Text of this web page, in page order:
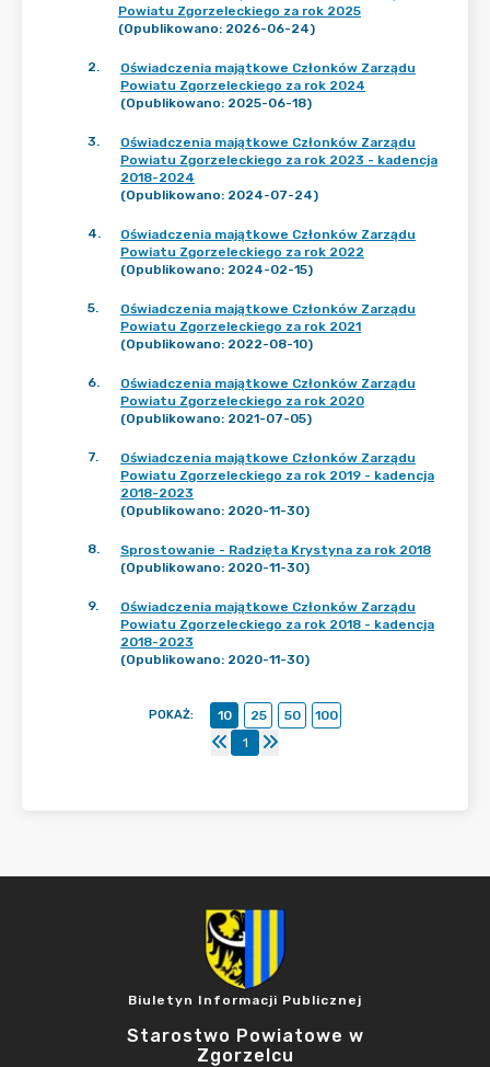
Powiatu Zgorzeleckiego za rok 2025
(Opublikowano: 2026-06-24)
2.
Oświadczenia majątkowe Członków Zarządu
Powiatu Zgorzeleckiego za rok 2024
(Opublikowano: 2025-06-18)
3.
Oświadczenia majątkowe Członków Zarządu
Powiatu Zgorzeleckiego za rok 2023 - kadencja
2018-2024
(Opublikowano: 2024-07-24)
4.
Oświadczenia majątkowe Członków Zarządu
Powiatu Zgorzeleckiego za rok 2022
(Opublikowano: 2024-02-15)
5.
Oświadczenia majątkowe Członków Zarządu
Powiatu Zgorzeleckiego za rok 2021
(Opublikowano: 2022-08-10)
6.
Oświadczenia majątkowe Członków Zarządu
Powiatu Zgorzeleckiego za rok 2020
(Opublikowano: 2021-07-05)
7.
Oświadczenia majątkowe Członków Zarządu
Powiatu Zgorzeleckiego za rok 2019 - kadencja
2018-2023
(Opublikowano: 2020-11-30)
8.
Sprostowanie - Radzięta Krystyna za rok 2018
(Opublikowano: 2020-11-30)
9.
Oświadczenia majątkowe Członków Zarządu
Powiatu Zgorzeleckiego za rok 2018 - kadencja
2018-2023
(Opublikowano: 2020-11-30)
POKAŻ: 10 25 50
100
1
Biuletyn Informacji Publicznej
Starostwo Powiatowe w
Zgorzelcu